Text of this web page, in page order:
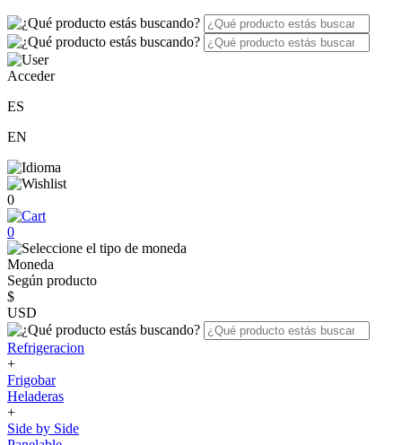
Acceder
ES
EN
0
0
Moneda
Según producto
$
USD
Refrigeracion
+
Frigobar
Heladeras
+
Side by Side